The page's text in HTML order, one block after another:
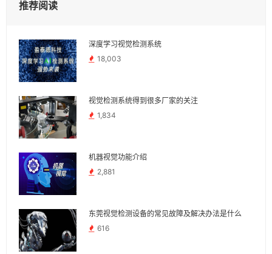
推荐阅读
深度学习视觉检测系统
18,003
视觉检测系统得到很多厂家的关注
1,834
机器视觉功能介绍
2,881
东莞视觉检测设备的常见故障及解决办法是什么
616